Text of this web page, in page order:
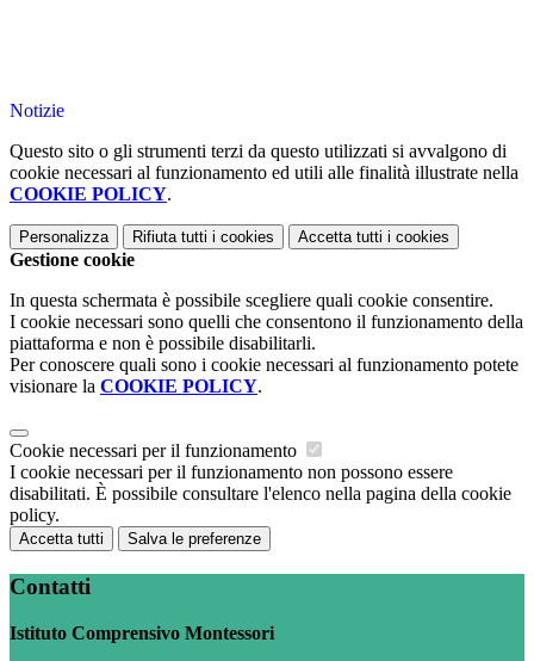
Notizie
Questo sito o gli strumenti terzi da questo utilizzati si avvalgono di
cookie necessari al funzionamento ed utili alle finalità illustrate nella
COOKIE POLICY.
Personalizza Rifiuta tutti i cookies Accetta tutti i cookies
Gestione cookie
In questa schermata è possibile scegliere quali cookie consentire.
I cookie necessari sono quelli che consentono il funzionamento della
piattaforma e non è possibile disabilitarli.
Per conoscere quali sono i cookie necessari al funzionamento potete
visionare la COOKIE POLICY.
Cookie necessari per il funzionamento
I cookie necessari per il funzionamento non possono essere
disabilitati. È possibile consultare l'elenco nella pagina della cookie
policy.
Accetta tutti Salva le preferenze
Contatti
Istituto Comprensivo Montessori